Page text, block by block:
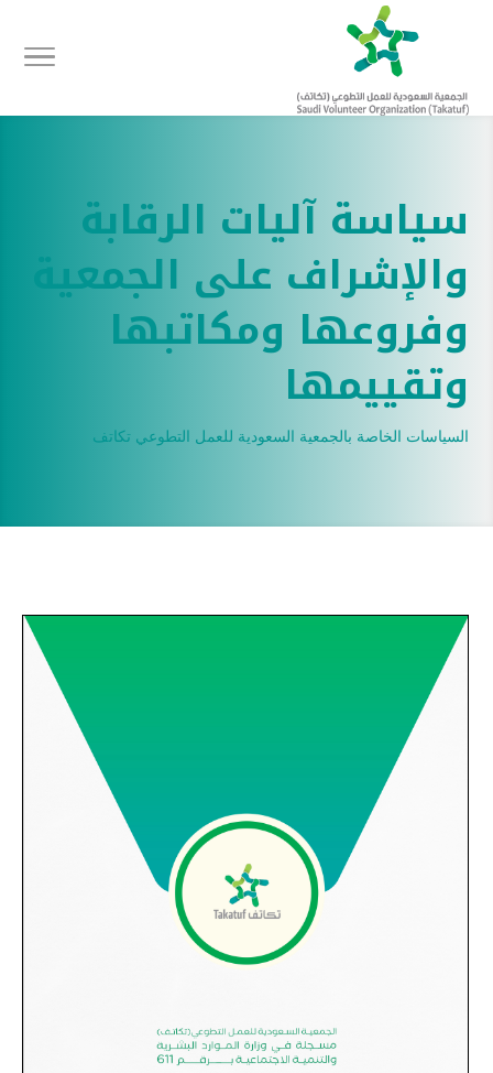
سياسة آليات الرقابة
والإشراف على الجمعية
وفروعها ومكاتبها
وتقييمها
السياسات الخاصة بالجمعية السعودية للعمل التطوعي تكاتف